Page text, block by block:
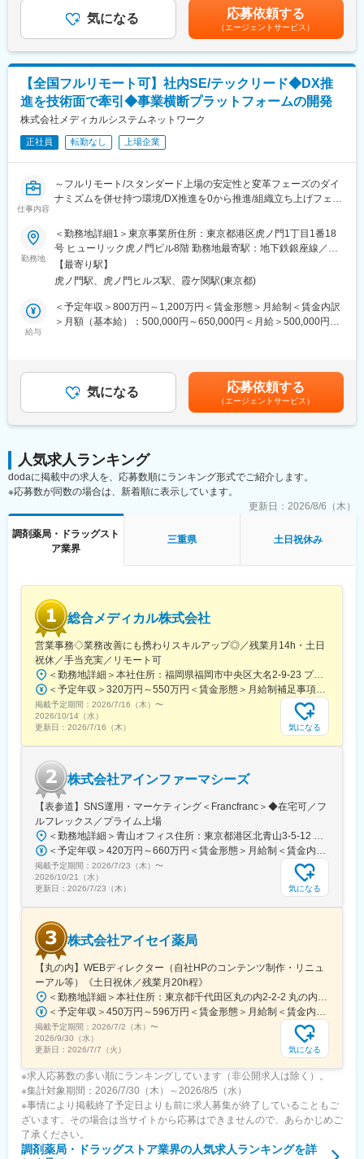
◎フルフレックスのため、業務状況やチームとの連携を踏まえつ
つ柔軟に働くことが可能。
◎Slack、Notion、GitHub、Google Workspace等を活用。リモー
トでの情報共有・プロジェクト推進を実施。
変更の範囲：会社の定める業務
直営店約450店舗の管理運用システム
医薬品ネットワーク加盟店(約10,000店舗)のシステム運用・開発
提案、コスト見積もり、要件定義～運用まで経験やスキルに応じ
て業務をお任せしていきます。
さらなるマネジメント業務や、PMのスペシャリストとして業務を
極めて頂くことも可能です。
■組織構成：
システム本部は59名で構成されており、年齢も20代～50代まで幅
■キャリアパス：
アップや、スペシャリストとして業務を極めていっていただくこ
とも可能です。
■魅力：
担する等、エンジニアの就業環境をサポートする体制が整ってい
ます。
業・給食事業・訪問介護事業等、地域の「医・食・住」のインフ
ラとして
地域住民の健康を支えるトータルサービス事業を展開していま
す。地域に根差した医療サービスの提供を目指し、医薬連携によ
医療・サービスの提供を行っております。
調剤薬局事業では全国472店舗を展開、医薬品ネットワーク加盟
件数は47都道府県で約11,678件（2025年11月末）を全国各地で
事業を展開しています。
■就業環境：
残業は月平均15時間程度なので、ワークライフバランスを重視す
も実現可能です。
産休・育休取得後の復帰率も約98％など、高い定着率が特徴で、
長期的な就業が可能です。
変更の範囲：会社の定める業務
も目安の金額であり、選考を通じて上下する可能性があります。
月給(月額)は固定手当を含めた表記です。
気になる 応募依頼する
（エージェントサービス）
【全国フルリモート可】社内SE/テックリード◆DX推
進を技術面で牽引◆事業横断プラットフォームの開発
株式会社メディカルシステムネットワーク
正社員 転勤なし 上場企業
仕事内容
～フルリモート/スタンダード上場の安定性と変革フェーズのダイ
ナミズムを併せ持つ環境/DX推進を0から推進/組織立ち上げフェー
■概要
メディカルシステムネットワークでは、顧客データ・顧客接点・
データ活用を統合する「共通基盤システム」を構築するため、開
発チームを新規に立ち上げました。
グループ内には多様な事業（薬局、物流、医薬品製造販売、薬局
DX）が存在していますが、それぞれの顧客データや接点が最適化
しきれていない課題があります。これらを統合し、ポータルサイ
この巨大構想を、AWSを中心としたモダンなアーキテクチャで形
にし、技術選定から実装を泥臭く、かつ戦略的に主導いただける
テックリードを募集します。ゆくゆくは開発リーダー・開発部長
・AWSベースの新規システム、データ連携基盤の設計・構築
・Salesforceを軸とした顧客データ管理の設計・意思決定
・マイクロサービス/モジュラーモノリスなどのアーキテクチャ選
・ベンダーコントロール、開発プロセス（CI/CD, IaC）の改善
・バックエンド/フロントエンドの実装（自ら手を動かす実装含
Backend: Python
Frontend: React (SPA)
Infrastructure: AWS
Tools: Salesforce
Data：DWH/BI（Radshift/Quicksight)
■所属組織
2025年7月に発足したDX推進部には3名が在籍。（部長1名、PM2
名/40代）PMと横並びの立場で開発リードいただきたいと考えて
ェーズでのDX推進や組織立ち上げに興味をお持ちの方をお待ちし
ています。
■働きやすい環境
フルリモート可能。関東近郊・札幌市内にお住まいの場合、対面
コミュニケーションが必要な場合や参画初期で出社頂く可能性が
あります。子育てと両立して活躍している社員もおり、柔軟な働
き方が可能です。
勤務地
＜勤務地詳細1＞東京事業所住所：東京都港区虎ノ門1丁目1番18
号 ヒューリック虎ノ門ビル8階 勤務地最寄駅：地下鉄銀座線／虎
ノ門駅受動喫煙対策：屋内全面禁煙＜勤務地詳細2＞全国（ご自宅
からのフルリモート中心）住所：支社・支店／全国各地 受動喫煙
トワーク含む）
【最寄り駅】
虎ノ門駅、虎ノ門ヒルズ駅、霞ケ関駅(東京都)
給与
＜予定年収＞800万円～1,200万円＜賃金形態＞月給制＜賃金内訳
＞月額（基本給）：500,000円～650,000円＜月給＞500,000円～
し決定致します。※賞与：年2回支給（合計3か月分支給）賃金は
あくまでも目安の金額であり、選考を通じて上下する可能性があ
ります。月給(月額)は固定手当を含めた表記です。
気になる 応募依頼する
（エージェントサービス）
人気求人ランキング
dodaに掲載中の求人を、応募数順にランキング形式でご紹介します。
※応募数が同数の場合は、新着順に表示しています。
更新日： 2026/8/6（木）
調剤薬局・ドラッグスト
ア業界
三重県 土日祝休み
総合メディカル株式会社
営業事務◇業務改善にも携わりスキルアップ◎／残業月14h・土日
祝休／手当充実／リモート可
＜勤務地詳細＞本社住所：福岡県福岡市中央区大名2-9-23 プリオ福岡ビル勤務地最寄駅：地下鉄空港線／天神駅受動喫煙対策：屋内全面禁煙変更の範囲：会社の定める事業所
＜予定年収＞320万円～550万円＜賃金形態＞月給制補足事項なし＜賃金内訳＞月額（基本給）：200,000円～246,000円その他固定手当/月：20,000円～110,000円＜月給＞220,000円～356,000円＜昇給有無＞有＜残業手当＞有＜給与補足＞※実際の年収は面談・面接後に経歴や能力に応じて決定します※求人票の想定年収に当てはまらないケースも発生する可能性があります賞与年2回（2025年度実績4.4ヶ月）、昇給年1回住宅補助手当、家族手当、残業手当、休日出勤手当など賃金はあくまでも目安の金額であり、選考を通じて上下する可能性があります。月給(月額)は固定手当を含めた表記です。
掲載予定期間： 2026/7/16（木） 〜
2026/10/14（水）
更新日： 2026/7/16（木） 気になる
株式会社アインファーマシーズ
【表参道】SNS運用・マーケティング＜Francfranc＞◆在宅可／フ
ルフレックス／プライム上場
＜勤務地詳細＞青山オフィス住所：東京都港区北青山3-5-12 青山クリスタルビルB1勤務地最寄駅：各線／表参道駅受動喫煙対策：屋内全面禁煙変更の範囲：会社の定める事業所
＜予定年収＞420万円～660万円＜賃金形態＞月給制＜賃金内訳＞月額（基本給）：260,000円～340,000円＜月給＞260,000円～340,000円＜昇給有無＞有＜残業手当＞有＜給与補足＞※上記年収には標準業績時の賞与および月20時間分の残業手当を含む賃金はあくまでも目安の金額であり、選考を通じて上下する可能性があります。月給(月額)は固定手当を含めた表記です。
掲載予定期間： 2026/7/23（木） 〜
2026/10/21（水）
更新日： 2026/7/23（木） 気になる
株式会社アイセイ薬局
【丸の内】WEBディレクター（自社HPのコンテンツ制作・リニュ
ーアル等）《土日祝休／残業月20h程》
＜勤務地詳細＞本社住所：東京都千代田区丸の内2-2-2 丸の内三井ビルディング勤務地最寄駅：東京メトロ千代田線／二重橋前駅受動喫煙対策：屋内全面禁煙変更の範囲：会社の定める事業所
＜予定年収＞450万円～596万円＜賃金形態＞月給制＜賃金内訳＞月額（基本給）：281,250円～350,000円＜月給＞281,250円～350,000円＜昇給有無＞有＜残業手当＞有＜給与補足＞ ※昇給(年１回・７月） ※賞与(年２回、前年実績年間4ヶ月) 業績および評価により支給月数は異なります。 ※役職採用の場合、役職手当（係長職：30,000円/月）を支給（年収に含む）賃金はあくまでも目安の金額であり、選考を通じて上下する可能性があります。月給(月額)は固定手当を含めた表記です。
掲載予定期間： 2026/7/2（木） 〜
2026/9/30（水）
更新日： 2026/7/7（火） 気になる
※求人応募数の多い順にランキングしています（非公開求人は除く）。
※集計対象期間：2026/7/30（木）～2026/8/5（水）
※事情により掲載終了予定日よりも前に求人募集が終了していることもご
ざいます。その場合は当サイトから応募はできませんので、あらかじめご
了承ください。
調剤薬局・ドラッグストア業界の人気求人ランキングを詳